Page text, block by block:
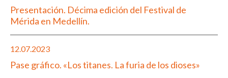
Presentación. Décima edición del Festival de
Mérida en Medellín.
12.07.2023
Pase gráfico. «Los titanes. La furia de los dioses»